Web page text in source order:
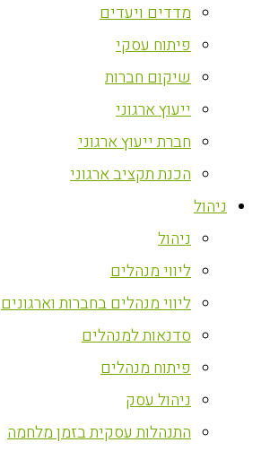
מדדים ויעדים
פיתוח עסקי
שיקום חברות
ייעוץ ארגוני
חברת ייעוץ ארגוני
הכנת תקציב ארגוני
ניהול
ניהול
ליווי מנהלים
ליווי מנהלים בחברות וארגונים
סדנאות למנהלים
פיתוח מנהלים
ניהול עסק
התנהלות עסקית בזמן מלחמה